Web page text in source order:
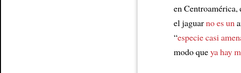
en Centroamérica,
el jaguarno es un
“especie casi
modo queya hay